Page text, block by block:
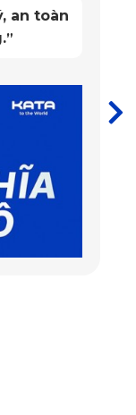
4Matic 2025
benz E-class
an toàn
”